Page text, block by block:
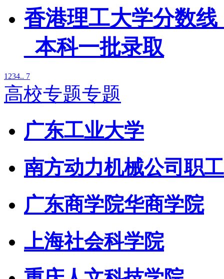
香港理工大学分数
_本科一批录取
1 234.. 7
高校专题专题
广东工业大学
南方动力机械公司职
广东商学院华商学院
上海社会科学院